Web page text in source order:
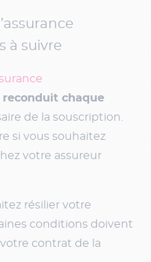
à suivre
chaque
de la souscription.
si vous souhaitez
votre assureur
résilier votre
conditions doivent
contrat de la